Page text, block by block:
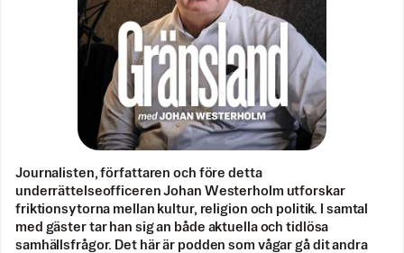
Journalisten, författaren och före detta
underrättelseofficeren Johan Westerholm utforskar
friktionsytorna mellan kultur, religion och politik. I samtal
med gäster tar han sig an både aktuella och tidlösa
samhällsfrågor. Det här är podden som vågar gå dit andra